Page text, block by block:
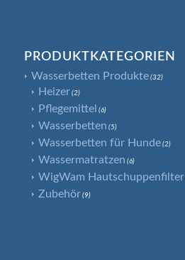
PRODUKTKATEGORIEN
Wasserbetten Produkte (32)
Heizer (2)
Pflegemittel (6)
Wasserbetten (5)
Wasserbetten für Hunde (2)
Wassermatratzen (6)
WigWam Hautschuppenfilter
Zubehör (9)